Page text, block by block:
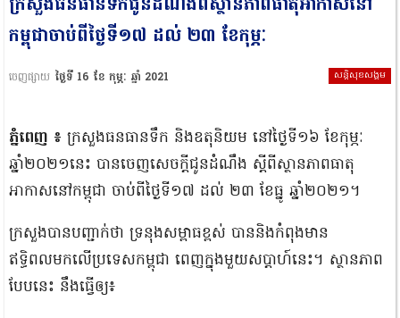
កម្ពុជាចាប់ពីថ្ងៃទី១៧ ដល់ ២៣ ខែកុម្ភៈ
សន្តិសុខសង្គម
ចេញផ្សាយ ថ្ងៃទី 16 ខែ កុម្ភៈ ឆ្នាំ 2021
ភ្នំពេញ ៖ ក្រសួងធនធានទឹក និងឧតុនិយម នៅថ្ងៃទី១៦ ខែកុម្ភៈ
ឆ្នាំ២០២១នេះ បានចេញសេចក្តីជូនដំណឹង ស្តីពីស្ថានភាពធាតុ
អាកាសនៅកម្ពុជា ចាប់ពីថ្ងៃទី១៧ ដល់ ២៣ ខែធ្នូ ឆ្នាំ២០២១។
ក្រសួងបានបញ្ជាក់ថា ទ្រនុងសម្ពាធខ្ពស់ បាននិងកំពុងមាន
ឥទ្ធិពលមកលើប្រទេសកម្ពុជា ពេញក្នុងមួយសប្តាហ៍នេះ។ ស្ថានភាព
បែបនេះ នឹងធ្វើឲ្យ៖